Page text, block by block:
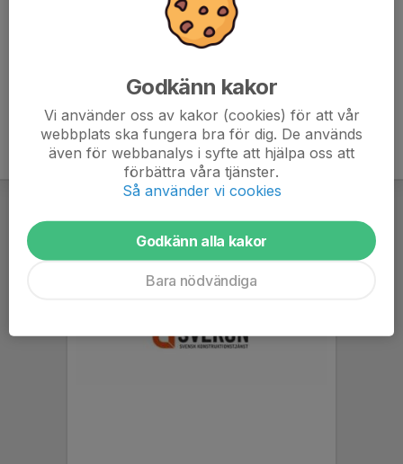
Godkänn kakor
Vi använder oss av kakor (cookies) för att vår
webbplats ska fungera bra för dig. De används
även för webbanalys i syfte att hjälpa oss att
förbättra våra tjänster.
Så använder vi cookies
Godkänn alla kakor
Bara nödvändiga